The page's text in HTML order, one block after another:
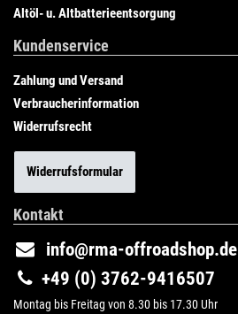
Altöl- u. Altbatterieentsorgung
Kundenservice
Zahlung und Versand
Verbraucherinformation
Widerrufsrecht
Widerrufsformular
Kontakt
info@rma-offroadshop.de
+49 (0) 3762-9416507
Montag bis Freitag von 8.30 bis 17.30 Uhr